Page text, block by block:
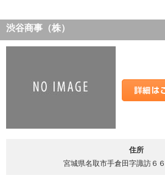
渋谷商事（株）
住所
宮城県名取市手倉田字諏訪６